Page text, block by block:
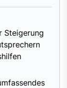
Steigerung